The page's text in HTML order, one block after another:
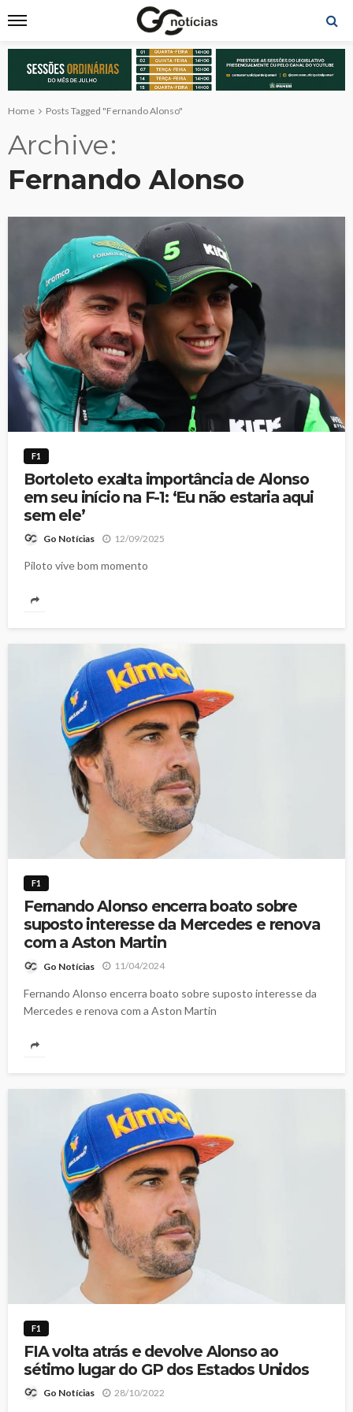
Home Posts Tagged "Fernando Alonso"
Archive
Fernando Alonso
F1
Bortoleto exalta importância de Alonso
em seu início na F-1: ‘Eu não estaria aqui
sem ele’
Go Notícias 12/09/2025
Piloto vive bom momento
F1
Fernando Alonso encerra boato sobre
suposto interesse da Mercedes e renova
com a Aston Martin
Go Notícias 11/04/2024
Fernando Alonso encerra boato sobre suposto interesse da
Mercedes e renova com a Aston Martin
F1
FIA volta atrás e devolve Alonso ao
sétimo lugar do GP dos Estados Unidos
Go Notícias 28/10/2022